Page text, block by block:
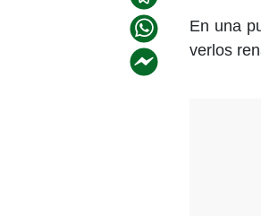
En una
verlos